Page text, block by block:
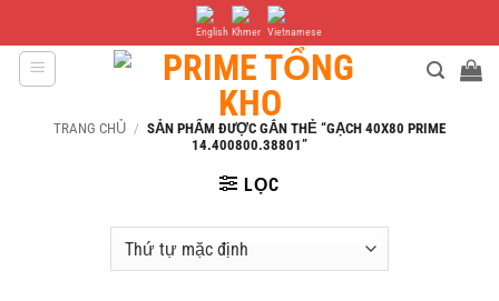
qua
TRANG CHỦ / SẢN PHẨM ĐƯỢC GẮN THẺ “GẠCH 40X80 PRIME
14.400800.38801”
LỌC